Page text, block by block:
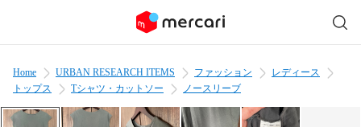
Home URBAN RESEARCH ITEMS ファッション
レディース
トップス
Tシャツ・カットソー ノースリーブ